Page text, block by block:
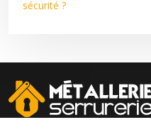
sécurité ?